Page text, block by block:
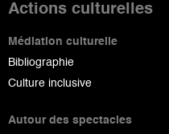
Actions culturelles
Médiation culturelle
Bibliographie
Culture inclusive
Autour des spectacles